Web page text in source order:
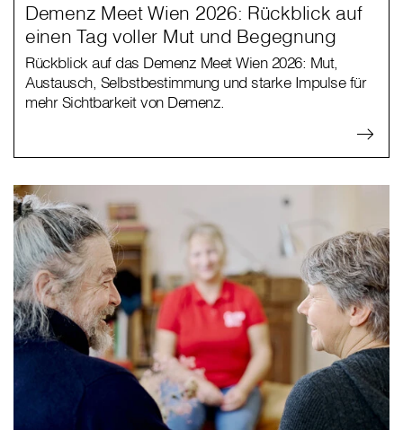
Demenz Meet Wien 2026: Rückblick auf
einen Tag voller Mut und Begegnung
Rückblick auf das Demenz Meet Wien 2026: Mut,
Austausch, Selbstbestimmung und starke Impulse für
mehr Sichtbarkeit von Demenz.